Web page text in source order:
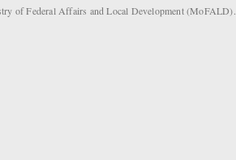
of Federal Affairs and Local Development (MoFALD).